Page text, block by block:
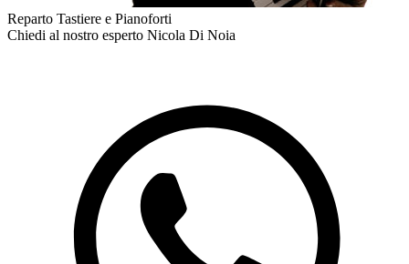
Reparto Tastiere e Pianoforti
Chiedi al nostro esperto Nicola Di Noia